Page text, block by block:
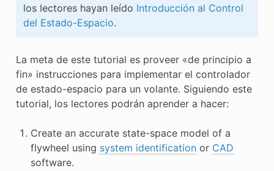
los lectores hayan leído Introducción al Control
del Estado-Espacio.
La meta de este tutorial es proveer «de principio a
fin» instrucciones para implementar el controlador
de estado-espacio para un volante. Siguiendo este
tutorial, los lectores podrán aprender a hacer:
Create an accurate state-space model of a
flywheel using system identificationor CAD
software.